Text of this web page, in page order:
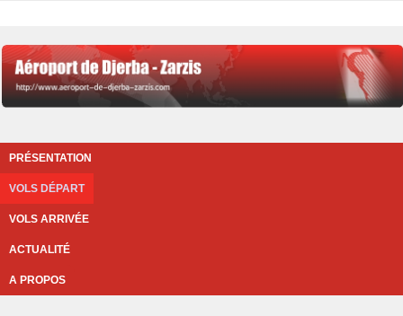
PRÉSENTATION
VOLS DÉPART
VOLS ARRIVÉE
ACTUALITÉ
A PROPOS